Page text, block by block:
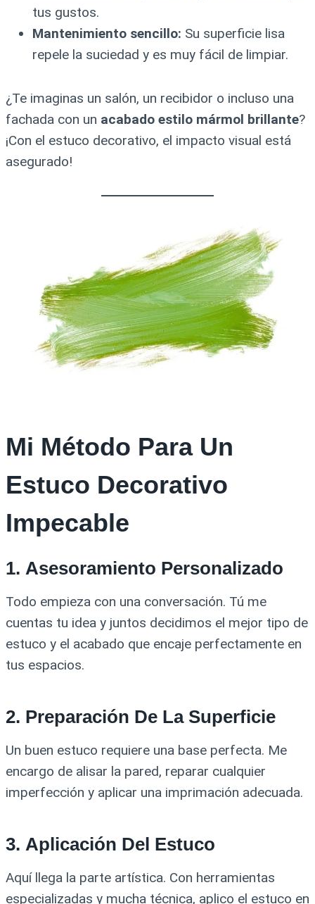
tus gustos.
Mantenimiento sencillo: Su superficie lisa
repele la suciedad y es muy fácil de limpiar.
¿Te imaginas un salón, un recibidor o incluso una
fachada con un acabado estilo mármol brillante?
¡Con el estuco decorativo, el impacto visual está
asegurado!
Mi Método Para Un
Estuco Decorativo
Impecable
1. Asesoramiento Personalizado
Todo empieza con una conversación. Tú me
cuentas tu idea y juntos decidimos el mejor tipo de
estuco y el acabado que encaje perfectamente en
tus espacios.
2. Preparación De La Superficie
Un buen estuco requiere una base perfecta. Me
encargo de alisar la pared, reparar cualquier
imperfección y aplicar una imprimación adecuada.
3. Aplicación Del Estuco
Aquí llega la parte artística. Con herramientas
especializadas y mucha técnica, aplico el estuco en